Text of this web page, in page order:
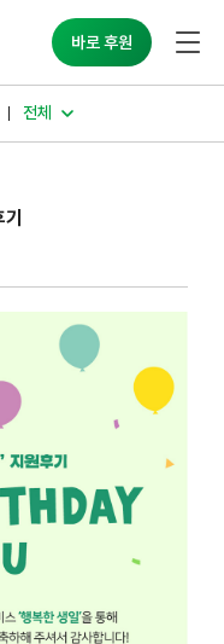
바로 후원
전체